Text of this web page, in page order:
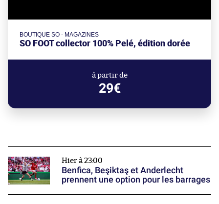
BOUTIQUE SO - MAGAZINES
SO FOOT collector 100% Pelé, édition dorée
à partir de
29€
Hier à 23:00
Benfica, Beşiktaş et Anderlecht
prennent une option pour les barrages